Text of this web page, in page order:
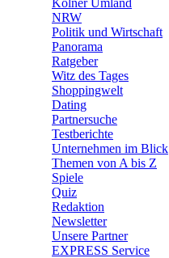
Kölner Umland
NRW
Politik und Wirtschaft
Panorama
Ratgeber
Witz des Tages
Shoppingwelt
Dating
Partnersuche
Testberichte
Unternehmen im Blick
Themen von A bis Z
Spiele
Quiz
Redaktion
Newsletter
Unsere Partner
EXPRESS Service